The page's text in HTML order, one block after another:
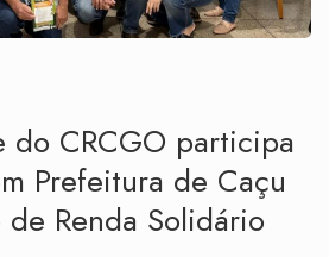
do CRCGO participa
Prefeitura de Caçu
Renda Solidário